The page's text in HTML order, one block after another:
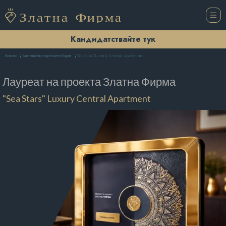
Кандидатствайте тук
Начало Ваканционни апартаменти Варна "Sea Stars" Luxury Central Apartment
Лауреат на проектаЗлатна Фирма
"Sea Stars" Luxury Central Apartment